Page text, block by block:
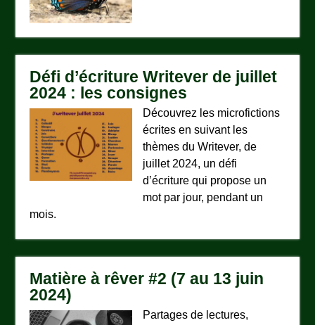
Défi d’écriture Writever de juillet
2024 : les consignes
Découvrez les microfictions
écrites en suivant les
thèmes du Writever, de
juillet 2024, un défi
d’écriture qui propose un
mot par jour, pendant un
mois.
Matière à rêver #2 (7 au 13 juin
2024)
Partages de lectures,